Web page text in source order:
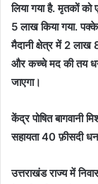
लिया गया है. मृतकों
5 लाख किया गया.
मैदानी क्षेत्र में 2
और कच्चे मद की तय
जाएगा।
केंद्र पोषित बागवानी
सहायता 40 फ़ीसदी
उत्तराखंड राज्य में